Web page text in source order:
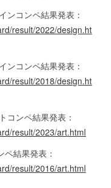
ンコンペ結果発表：
result/2022/design.ht
ンコンペ結果発表：
result/2018/design.ht
コンペ結果発表：
result/2023/art.html
結果発表：
result/2016/art.html